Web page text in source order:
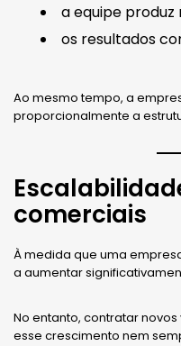
a equipe produz
os resultados
Ao mesmo tempo, a
proporcionalmente a
comerciais
À medida que uma
a aumentar
No entanto, contratar
esse crescimento nem